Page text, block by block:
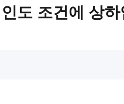
도 조건에 상